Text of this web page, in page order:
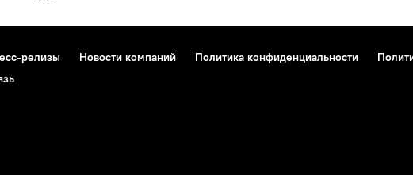
релизы Новости компаний Политика конфиденциальности